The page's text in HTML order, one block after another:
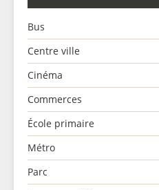
Bus
Centre ville
Cinéma
Commerces
École primaire
Métro
Parc